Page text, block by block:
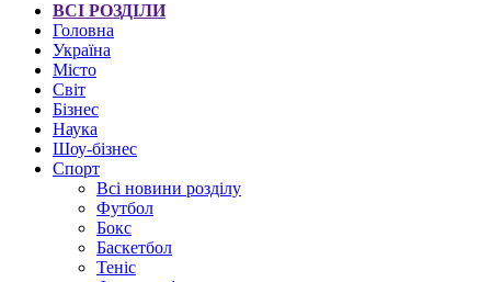
ВСІ РОЗДІЛИ
Головна
Україна
Місто
Світ
Бізнес
Наука
Шоу-бізнес
Спорт
Всі новини розділу
Футбол
Бокс
Баскетбол
Теніс